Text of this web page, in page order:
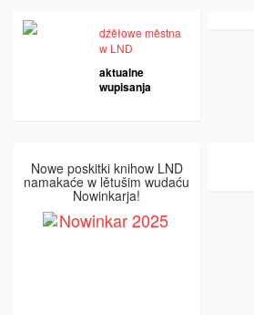
dźěłowe městna
w LND
aktualne
wupisanja
Nowe poskitki knihow LND
namakaće w lětušim wudaću
Nowinkarja!